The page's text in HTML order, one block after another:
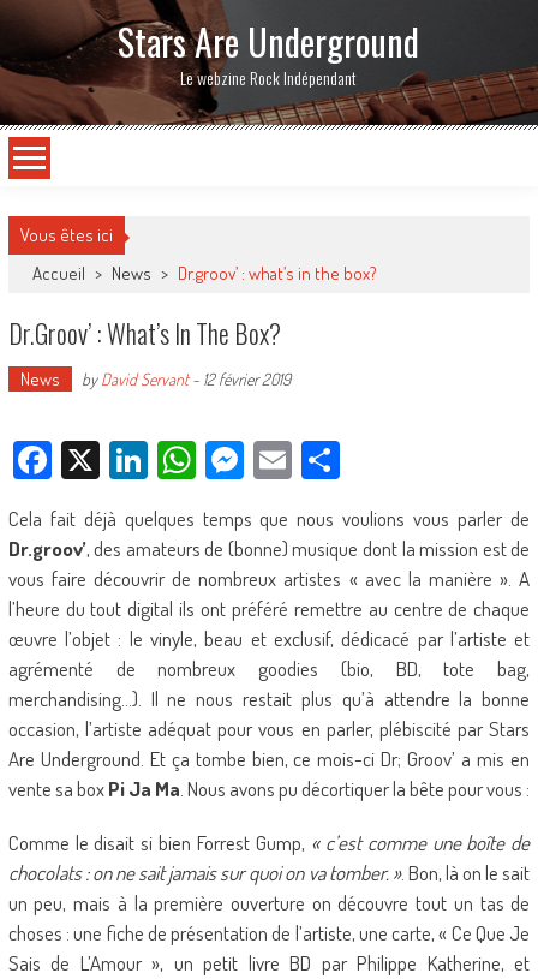
Stars Are Underground
Le webzine Rock Indépendant
Vous êtes ici
Accueil > News > Dr.groov’ : what’s in the box?
Dr.groov’ : What’s In The Box?
News byDavid Servant- 12 février 2019
Facebook
X LinkedIn
WhatsApp
Messenger
EmailPartager
Cela fait déjà quelques temps que nous voulions vous parler de
Dr.groov’, des amateurs de (bonne) musique dont la mission est de
vous faire découvrir de nombreux artistes « avec la manière ». A
l’heure du tout digital ils ont préféré remettre au centre de chaque
œuvre l’objet : le vinyle, beau et exclusif, dédicacé par l’artiste et
agrémenté de nombreux goodies (bio, BD, tote bag,
merchandising…). Il ne nous restait plus qu’à attendre la bonne
occasion, l’artiste adéquat pour vous en parler, plébiscité par Stars
Are Underground. Et ça tombe bien, ce mois-ci Dr; Groov’ a mis en
vente sa boxPi Ja Ma . Nous avons pu décortiquer la bête pour vous :
Comme le disait si bien Forrest Gump, « c’est comme une boîte de
chocolats : on ne sait jamais sur quoi on va tomber. ». Bon, là on le sait
un peu, mais à la première ouverture on découvre tout un tas de
choses : une fiche de présentation de l’artiste, une carte, « Ce Que Je
Sais de L’Amour », un petit livre BD par Philippe Katherine, et